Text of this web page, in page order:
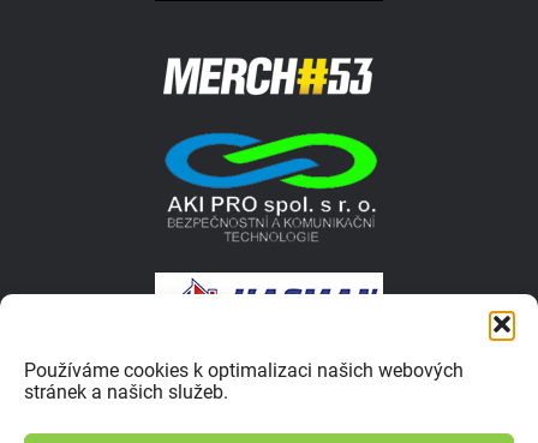
Používáme cookies k optimalizaci našich webových
stránek a našich služeb.